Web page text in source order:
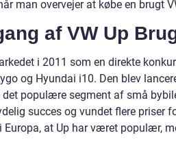
man overvejer at købe en brugt
af VW Up
i 2011 som en direkte
og Hyundai i10. Den blev
populære segment af små
succes og vundet flere priser
Europa, at Up har været populær,